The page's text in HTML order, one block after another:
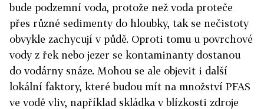
bude podzemní voda, protože než voda proteče
přes různé sedimenty do hloubky, tak se nečistoty
obvykle zachycují v půdě. Oproti tomu u povrchové
vody z řek nebo jezer se kontaminanty dostanou
do vodárny snáze. Mohou se ale objevit i další
lokální faktory, které budou mít na množství PFAS
ve vodě vliv, například skládka v blízkosti zdroje